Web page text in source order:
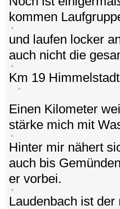
kommen
und laufen locker
auch nicht die
Km 19
Einen Kilometer
stärke mich mit
Hinter mir nähert
auch bis
er vorbei.
Laudenbach ist